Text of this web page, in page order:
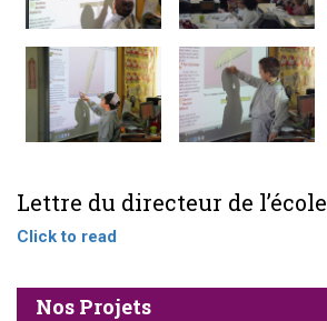
Lettre du directeur de l’école
Click to read
Nos Projets